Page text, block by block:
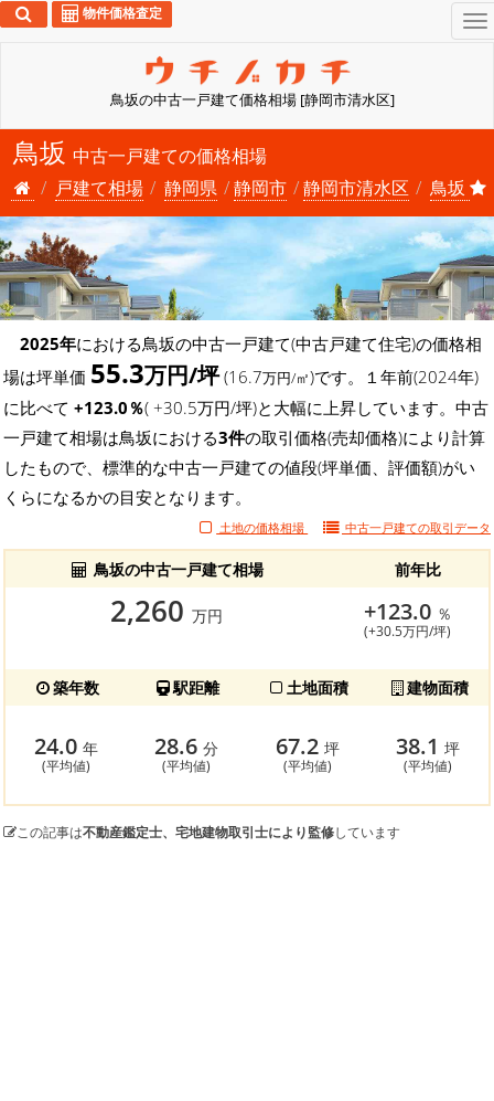
鳥坂の中古一戸建て価格相場 [静岡市清水区]
物件価格査定
鳥坂 中古一戸建ての価格相場
戸建て相場
静岡県 静岡市 静岡市清水区 鳥坂
2025年における鳥坂の中古一戸建て(中古戸建て住宅)の価格相
場は坪単価 55.3万円/坪(16.7万円/㎡)です。１年前(2024年)
に比べて +123.0％( +30.5万円/坪)と大幅に上昇しています。中古
一戸建て相場は鳥坂における3件の取引価格(売却価格)により計算
したもので、標準的な中古一戸建ての値段(坪単価、評価額)がい
くらになるかの目安となります。
土地の価格相場 中古一戸建ての取引データ
鳥坂の中古一戸建て相場 前年比
2,260 万円 +123.0 ％
(+30.5万円/坪)
築年数 駅距離 土地面積 建物面積
24.0 年
(平均値)
28.6分
(平均値)
67.2 坪
(平均値)
38.1坪
(平均値)
この記事は不動産鑑定士、宅地建物取引士により監修しています